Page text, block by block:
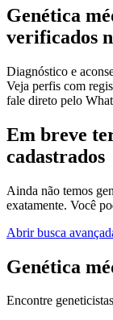
Genética
verificados
Diagnóstico e
Veja perfis com
fale direto pelo
Em breve
cadastrados
Ainda não temos
exatamente. Você
Abrir busca
Genética
Encontre geneticistas